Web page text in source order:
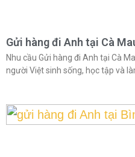
Gửi hàng đi Anh tại Cà
Nhu cầu Gửi hàng đi Anh tại Cà
người Việt sinh sống, học tập và